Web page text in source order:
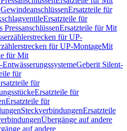
Ersatzteile für
Ersatzteile für
PressanschlüssenErsatzteile für Mit
für UP-
für UP-MontageMit
für Mit
EntwässerungssystemeGeberit Silent-
für
für
Ersatzteile für
Ersatzteile für
SteckverbindungenErsatzteile
Übergänge auf andere
auf andere